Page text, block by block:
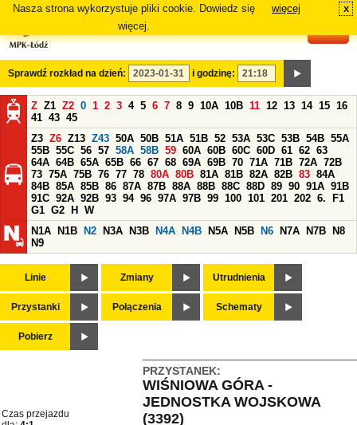
Nasza strona wykorzystuje pliki cookie. Dowiedz się
więcej.
więcej x
Sprawdź rozkład na dzień: i godzinę:
Z Z1 Z2 0 1 2 3 4 5 6 7 8 9 10A 10B 11 12 13 14 15 16
41 43 45
Z3 Z6 Z13 Z43 50A 50B 51A 51B 52 53A 53C 53B 54B 55A
55B 55C 56 57 58A 58B 59 60A 60B 60C 60D 61 62 63
64A 64B 65A 65B 66 67 68 69A 69B 70 71A 71B 72A 72B
73 75A 75B 76 77 78 80A 80B 81A 81B 82A 82B 83 84A
84B 85A 85B 86 87A 87B 88A 88B 88C 88D 89 90 91A 91B
91C 92A 92B 93 94 96 97A 97B 99 100 101 201 202 6.
F1
G1 G2 H
W
N1A
N1B N2 N3A N3B N4A N4B N5A N5B N6 N7A N7B
N8
N9
Linie Zmiany Utrudnienia
Przystanki Połączenia Schematy
Pobierz
PRZYSTANEK:
WIŚNIOWA GÓRA -
JEDNOSTKA WOJSKOWA
(3392)
Czas przejazdu